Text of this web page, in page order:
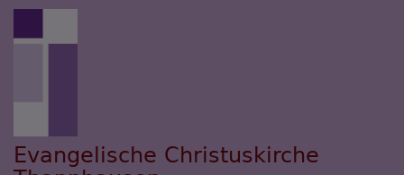
Direkt
Evangelische Christuskirche